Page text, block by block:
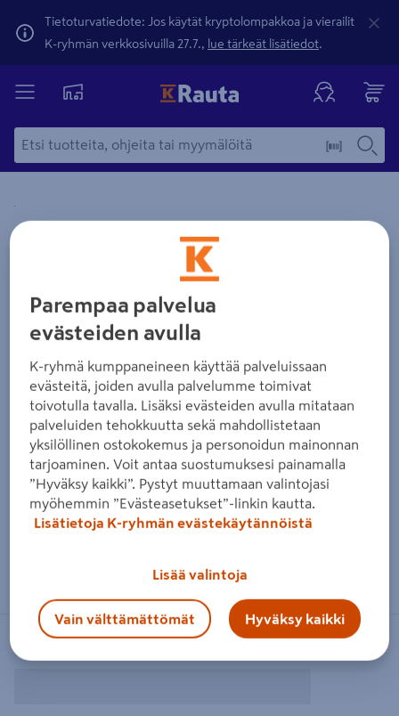
Tietoturvatiedote: Jos käytät kryptolompakkoa ja vierailit
K-ryhmän verkkosivuilla 27.7., lue tärkeät lisätiedot.
Yksityiskohtainen kuvaus löytyy Tuotteen kuvaus -
Zoomaa kuvaa sormilla kosketusnäytöllä
Parempaa palvelua
evästeiden avulla
K-ryhmä kumppaneineen käyttää palveluissaan
evästeitä, joiden avulla palvelumme toimivat
toivotulla tavalla. Lisäksi evästeiden avulla mitataan
palveluiden tehokkuutta sekä mahdollistetaan
yksilöllinen ostokokemus ja personoidun mainonnan
tarjoaminen. Voit antaa suostumuksesi painamalla
”Hyväksy kaikki”. Pystyt muuttamaan valintojasi
myöhemmin ”Evästeasetukset”-linkin kautta.
Lisätietoja K-ryhmän evästekäytännöistä
Lisää valintoja
Vain välttämättömät Hyväksy kaikki